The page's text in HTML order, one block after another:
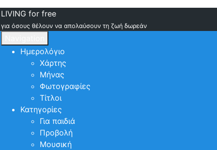
LIVING for free
για όσους θέλουν να απολαύσουν τη ζωή δωρεάν
Ημερολόγιο
Χάρτης
Μήνας
Φωτογραφίες
Τίτλοι
Κατηγορίες
Για παιδιά
Προβολή
Μουσική